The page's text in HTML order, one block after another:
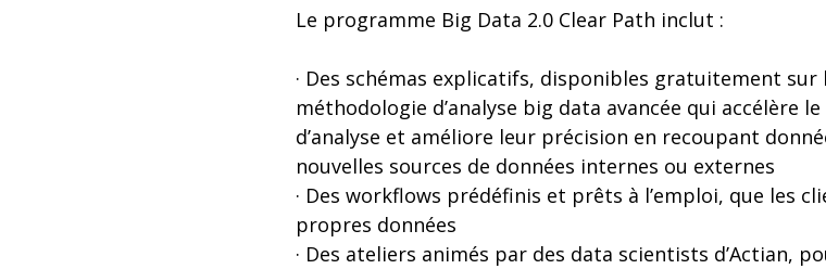
Le programme Big Data 2.0 Clear Path inclut :
· Des schémas explicatifs, disponibles gratuitement sur
méthodologie d’analyse big data avancée qui accélère
d’analyse et améliore leur précision en recoupant
nouvelles sources de données internes ou externes
· Des workflows prédéfinis et prêts à l’emploi, que les
propres données
· Des ateliers animés par des data scientists d’Actian,